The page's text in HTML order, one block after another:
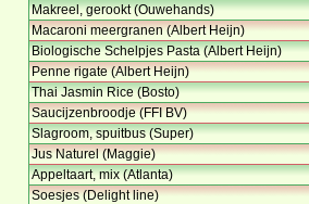
Makreel, gerookt (Ouwehands)
Macaroni meergranen (Albert Heijn)
Biologische Schelpjes Pasta (Albert Heijn)
Penne rigate (Albert Heijn)
Thai Jasmin Rice (Bosto)
Saucijzenbroodje (FFI BV)
Slagroom, spuitbus (Super)
Jus Naturel (Maggie)
Appeltaart, mix (Atlanta)
Soesjes (Delight line)